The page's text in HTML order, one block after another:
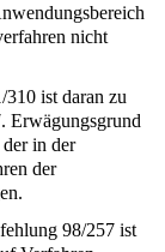
nicht
ist daran zu
Erwägungsgrund
in der
der
98/257 ist